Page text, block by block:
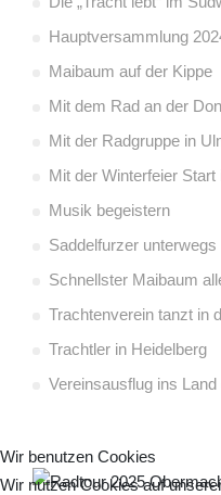
Hauptversammlung
Maibaum auf der Kippe
Mit dem Rad an der
Mit der Radgruppe in
Mit der Winterfeier
Musik begeistern
Saddelfurzer
Schnellster Maibaum
Trachtenverein tanzt in
Trachtler in Heidelberg
Vereinsausflug ins
Wir benutzen Cookies
Wir nutzen Cookies auf